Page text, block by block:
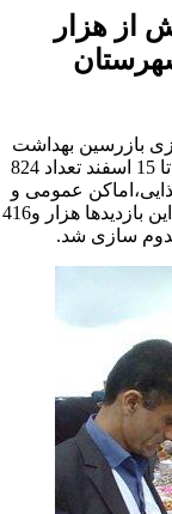
هزار
بازرسین بهداشت
محیط مرکز بهداشت رامیان،از ابتدای طرح تا 15 اسفند تعداد 824
عمومی و
بین راهی شهرستان بازدید بعمل آمده و طی این بازدیدها هزار و416
سازی شد.